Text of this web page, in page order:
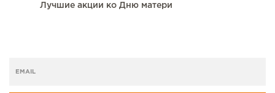
Лучшие акции ко Дню матери